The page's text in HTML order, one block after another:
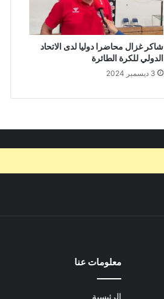
شاكر غزال محاضرا دوليا لدى الاتحاد
الدولي للكرة الطائرة
3 ديسمبر 2024
معلومات عنا
الرئيسية